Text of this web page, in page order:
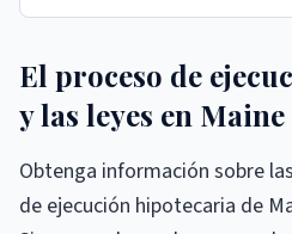
El proceso de
y las leyes en Maine
Obtenga información sobre
de ejecución hipotecaria de